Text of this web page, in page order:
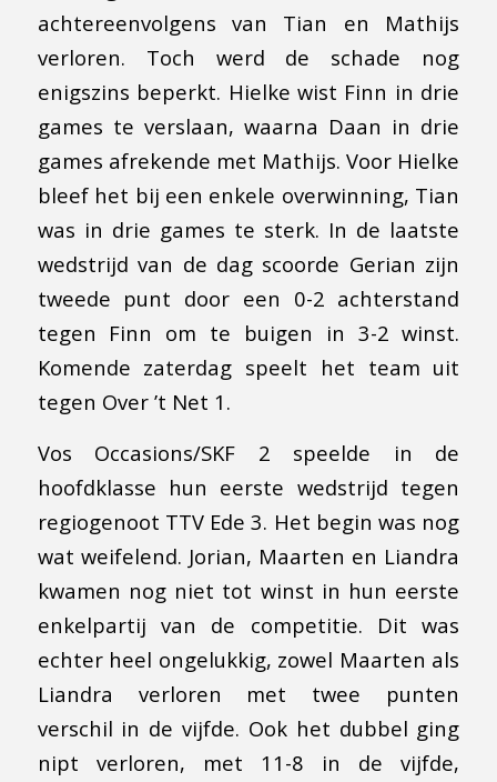
achtereenvolgens van Tian en Mathijs
verloren. Toch werd de schade nog
enigszins beperkt. Hielke wist Finn in drie
games te verslaan, waarna Daan in drie
games afrekende met Mathijs. Voor Hielke
bleef het bij een enkele overwinning, Tian
was in drie games te sterk. In de laatste
wedstrijd van de dag scoorde Gerian zijn
tweede punt door een 0-2 achterstand
tegen Finn om te buigen in 3-2 winst.
Komende zaterdag speelt het team uit
tegen Over ’t Net 1.
Vos Occasions/SKF 2 speelde in de
hoofdklasse hun eerste wedstrijd tegen
regiogenoot TTV Ede 3. Het begin was nog
wat weifelend. Jorian, Maarten en Liandra
kwamen nog niet tot winst in hun eerste
enkelpartij van de competitie. Dit was
echter heel ongelukkig, zowel Maarten als
Liandra verloren met twee punten
verschil in de vijfde. Ook het dubbel ging
nipt verloren, met 11-8 in de vijfde,